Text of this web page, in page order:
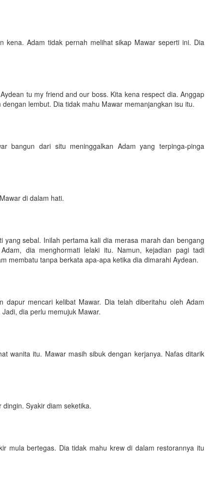
kena. Adam tidak pernah melihat sikap Mawar seperti ini. Dia
tu my friend and our boss. Kita kena respect dia. Anggap
lembut. Dia tidak mahu Mawar memanjangkan isu itu.
bangun dari situ meninggalkan Adam yang terpinga-pinga
di dalam hati.
sebal. Inilah pertama kali dia merasa marah dan bengang
dia menghormati lelaki itu. Namun, kejadian pagi tadi
membatu tanpa berkata apa-apa ketika dia dimarahi Aydean.
mencari kelibat Mawar. Dia telah diberitahu oleh Adam
dia perlu memujuk Mawar.
wanita itu. Mawar masih sibuk dengan kerjanya. Nafas ditarik
Syakir diam seketika.
mula bertegas. Dia tidak mahu krew di dalam restorannya itu